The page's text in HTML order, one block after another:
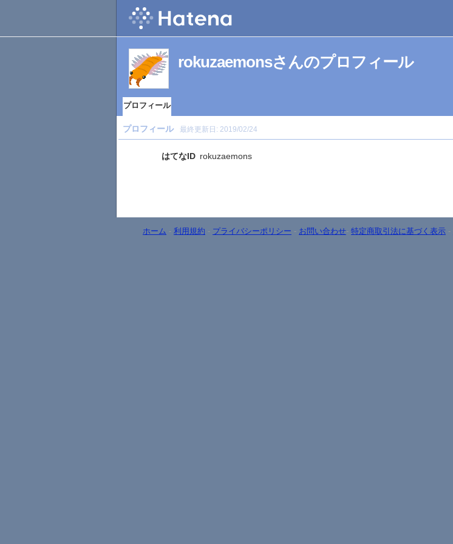
rokuzaemonsさんのプロフィール
プロフィール
プロフィール 最終更新日: 2019/02/24
はてなID rokuzaemons
ホーム - 利用規約 - プライバシーポリシー - お問い合わせ- 特定商取引法に基づく表示 -